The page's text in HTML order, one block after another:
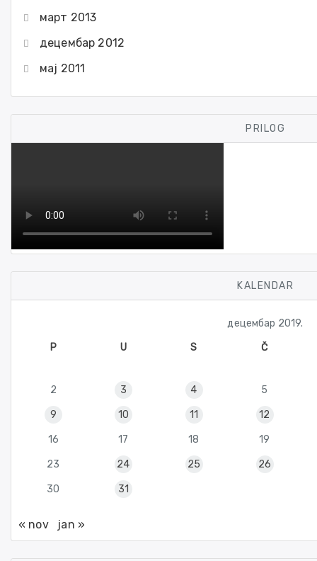
март 2013
децембар 2012
мај 2011
PRILOG
KALENDAR
децембар 2019.
P
U S Č
2 3 4 5
9 10 11 12
16 17 18 19
23 24 25 26
30 31
« nov jan »